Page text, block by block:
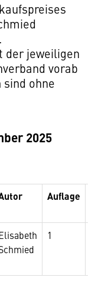
der jeweiligen
vorab
ohne
2025
Auflage
1